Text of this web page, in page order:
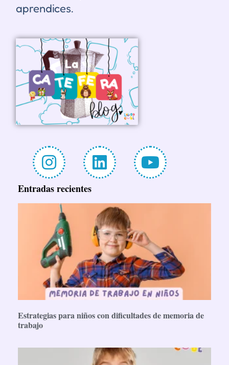
aprendices.
Entradas recientes
Estrategias para niños con dificultades de memoria de
trabajo